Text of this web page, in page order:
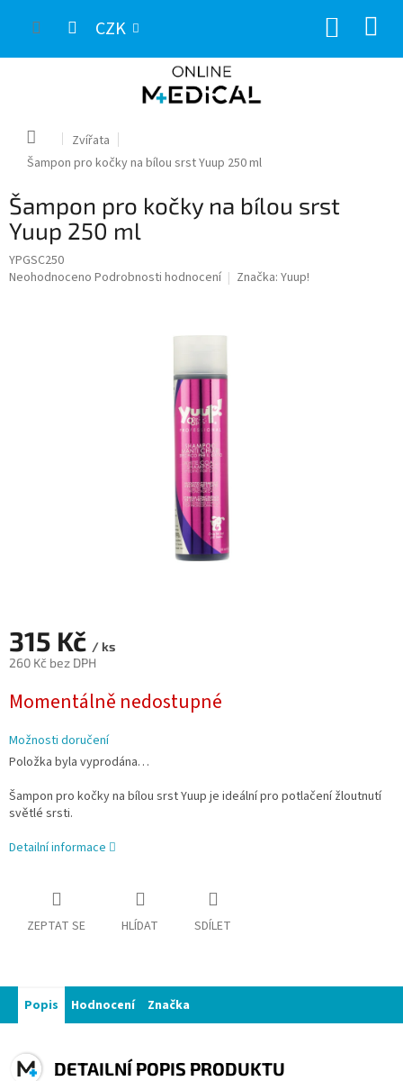
CZK
Domů
Zvířata
Šampon pro kočky na bílou srst Yuup 250 ml
Šampon pro kočky na bílou srst
Yuup 250 ml
YPGSC250
Průměrné
Neohodnoceno Podrobnosti hodnocení Značka: Yuup!
315 Kč / ks
260 Kč bez DPH
cena:
Momentálně nedostupné
Možnosti doručení
Položka byla vyprodána…
Šampon pro kočky na bílou srst Yuup je ideální pro potlačení žloutnutí
světlé srsti.
Detailní informace
ZEPTAT SE HLÍDAT SDÍLET
Popis Hodnocení Značka
DETAILNÍ POPIS PRODUKTU